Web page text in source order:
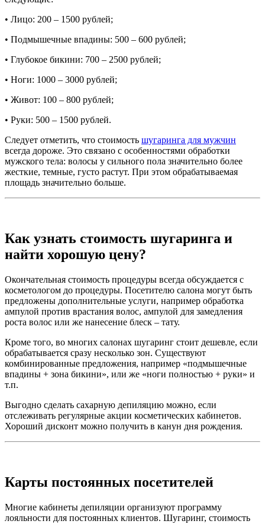
• Лицо: 200 – 1500 рублей;
• Подмышечные впадины: 500 – 600 рублей;
• Глубокое бикини: 700 – 2500 рублей;
• Ноги: 1000 – 3000 рублей;
• Живот: 100 – 800 рублей;
• Руки: 500 – 1500 рублей.
Следует отметить, что стоимость шугаринга для мужчин
всегда дороже. Это связано с особенностями обработки
мужского тела: волосы у сильного пола значительно более
жесткие, темные, густо растут. При этом обрабатываемая
площадь значительно больше.
Как узнать стоимость шугаринга и
найти хорошую цену?
Окончательная стоимость процедуры всегда обсуждается с
косметологом до процедуры. Посетителю салона могут быть
предложены дополнительные услуги, например обработка
ампулой против врастания волос, ампулой для замедления
роста волос или же нанесение блеск – тату.
Кроме того, во многих салонах шугаринг стоит дешевле, если
обрабатывается сразу несколько зон. Существуют
комбинированные предложения, например «подмышечные
впадины + зона бикини», или же «ноги полностью + руки» и
т.п.
Выгодно сделать сахарную депиляцию можно, если
отслеживать регулярные акции косметических кабинетов.
Хороший дисконт можно получить в канун дня рождения.
Карты постоянных посетителей
Многие кабинеты депиляции организуют программу
лояльности для постоянных клиентов. Шугаринг, стоимость